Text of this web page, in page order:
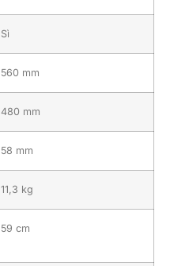
Sì
560 mm
480 mm
58 mm
11,3 kg
59 cm